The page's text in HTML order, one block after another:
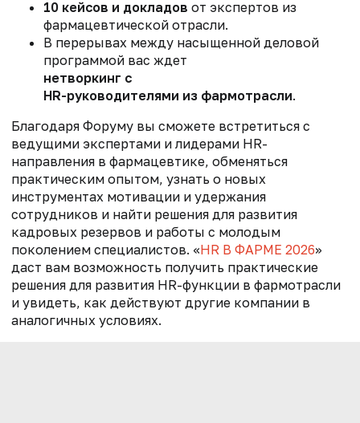
10 кейсов и докладов от экспертов из
фармацевтической отрасли.
В перерывах между насыщенной деловой
программой вас ждет
нетворкинг с
HR-руководителями из фармотрасли.
Благодаря Форуму вы сможете встретиться с
ведущими экспертами и лидерами HR-
направления в фармацевтике, обменяться
практическим опытом, узнать о новых
инструментах мотивации и удержания
сотрудников и найти решения для развития
кадровых резервов и работы с молодым
поколением специалистов. «HR В ФАРМЕ 2026»
даст вам возможность получить практические
решения для развития HR-функции в фармотрасли
и увидеть, как действуют другие компании в
аналогичных условиях.